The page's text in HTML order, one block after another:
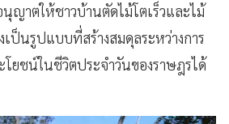
นุญาตให้ชาวบ้านตัดไม้โตเร็วและไม้
ป็นรูปแบบที่สร้างสมดุลระหว่างการ
ยชน์ในชีวิตประจำวันของราษฎรได้